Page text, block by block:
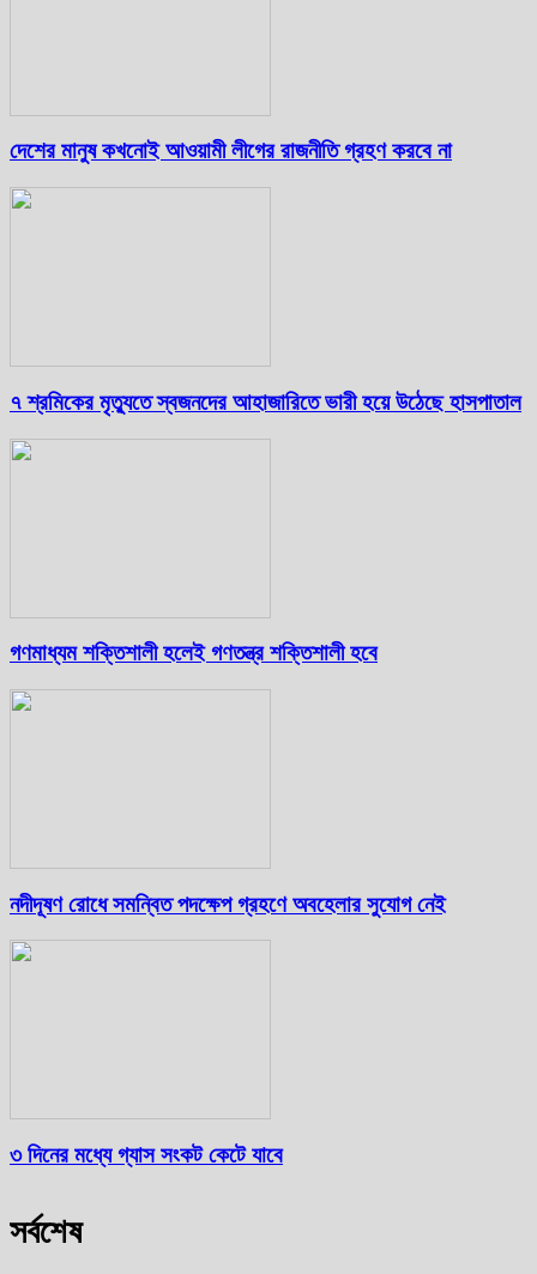
দেশের মানুষ কখনোই আওয়ামী লীগের রাজনীতি গ্রহণ করবে না
৭ শ্রমিকের মৃত্যুতে স্বজনদের আহাজারিতে ভারী হয়ে উঠেছে হাসপাতাল
গণমাধ্যম শক্তিশালী হলেই গণতন্ত্র শক্তিশালী হবে
নদীদূষণ রোধে সমন্বিত পদক্ষেপ গ্রহণে অবহেলার সুযোগ নেই
৩ দিনের মধ্যে গ্যাস সংকট কেটে যাবে
সর্বশেষ